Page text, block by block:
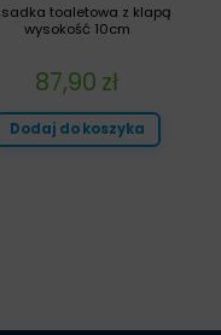
toaletowa z klapą
wysokość 10cm
87,90 zł
Dodaj do koszyka